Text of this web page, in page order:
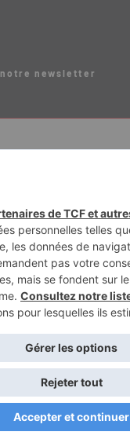
notre newsletter
Génération Sans Permis
Retour en haut
- Un magazine duGroupe